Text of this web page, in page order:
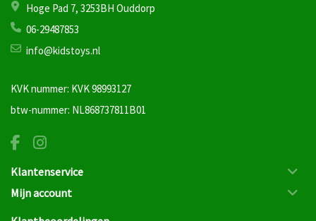
Hoge Pad 7, 3253BH Ouddorp
06-29487853
info@kidstoys.nl
KVK nummer: KVK 98993127
btw-nummer: NL868737811B01
Klantenservice
Mijn account